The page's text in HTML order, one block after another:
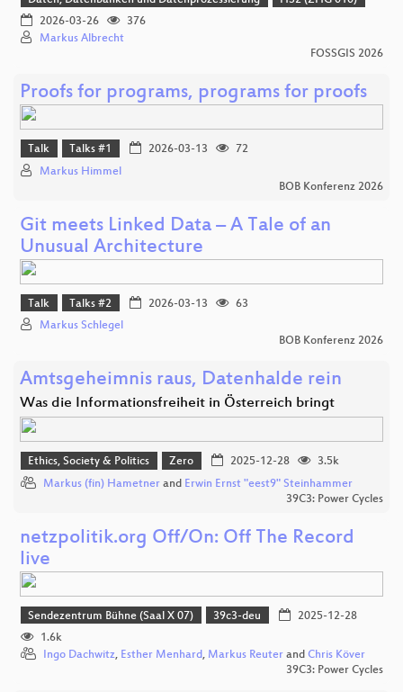
2026-03-26
376
Markus Albrecht
FOSSGIS 2026
Proofs for programs, programs for proofs
Talk Talks #1 2026-03-13
72
Markus Himmel
BOB Konferenz 2026
Git meets Linked Data – A Tale of an
Unusual Architecture
Talk Talks #2 2026-03-13
63
Markus Schlegel
BOB Konferenz 2026
Amtsgeheimnis raus, Datenhalde rein
Was die Informationsfreiheit in Österreich bringt
Ethics, Society & Politics Zero 2025-12-28
3.5k
Markus (fin) Hametner and Erwin Ernst "eest9" Steinhammer
39C3: Power Cycles
netzpolitik.org Off/On: Off The Record
live
Sendezentrum Bühne (Saal X 07) 39c3-deu
2025-12-28
1.6k
Ingo Dachwitz, Esther Menhard, Markus Reuter and Chris Köver
39C3: Power Cycles